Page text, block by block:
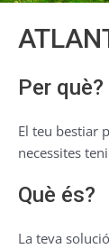
Per què?
El teu bestiar
necessites
Què és?
La teva